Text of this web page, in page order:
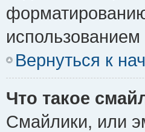
Вернуться к
Что такое
Смайлики, или